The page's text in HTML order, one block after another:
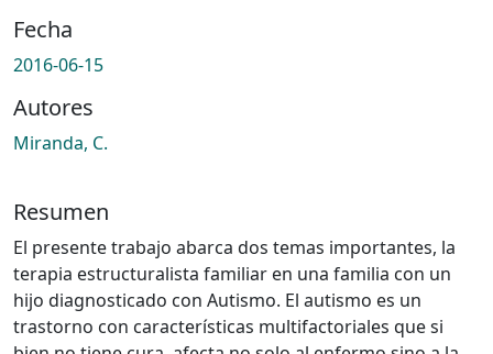
Fecha
2016-06-15
Autores
Miranda, C.
Resumen
El presente trabajo abarca dos temas importantes, la
terapia estructuralista familiar en una familia con un
hijo diagnosticado con Autismo. El autismo es un
trastorno con características multifactoriales que si